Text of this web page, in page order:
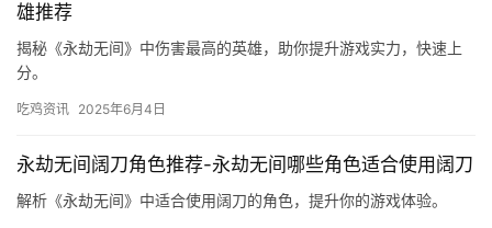
雄推荐
揭秘《永劫无间》中伤害最高的英雄，助你提升游戏实力，快速上
分。
吃鸡资讯 2025年6月4日
永劫无间阔刀角色推荐-永劫无间哪些角色适合使用阔刀
解析《永劫无间》中适合使用阔刀的角色，提升你的游戏体验。